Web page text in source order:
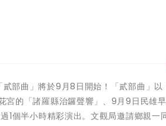
曲」將於9月8日開始！「貳部曲」以
的「諸羅縣治鑼聲響」、9月9日民雄
1個半小時精彩演出。文觀局邀請鄉親一